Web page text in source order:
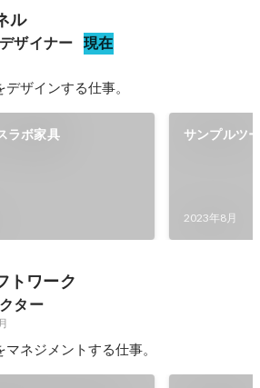
ル
ザイナー 現在
ザインする仕事。
ラボ家具 サンプルツ
2023年8月
トワーク
ター
ネジメントする仕事。